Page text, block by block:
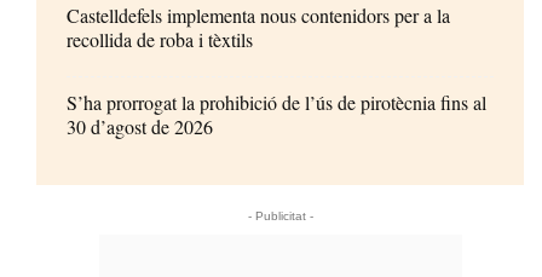
Castelldefels implementa nous contenidors per a la
recollida de roba i tèxtils
S’ha prorrogat la prohibició de l’ús de pirotècnia fins al
30 d’agost de 2026
- Publicitat -